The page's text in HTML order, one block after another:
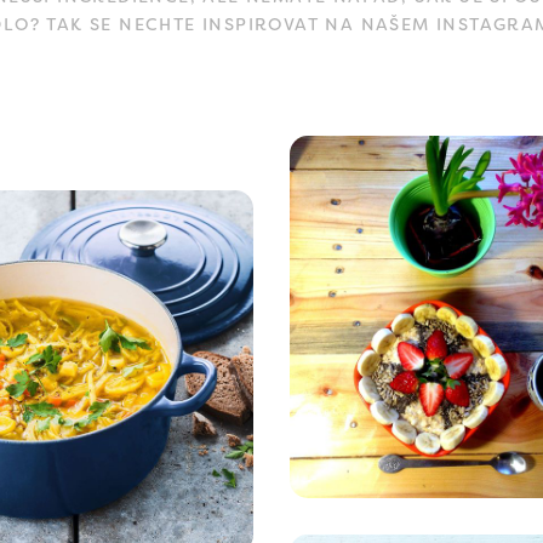
TAK SE NECHTE INSPIROVAT NA NAŠEM